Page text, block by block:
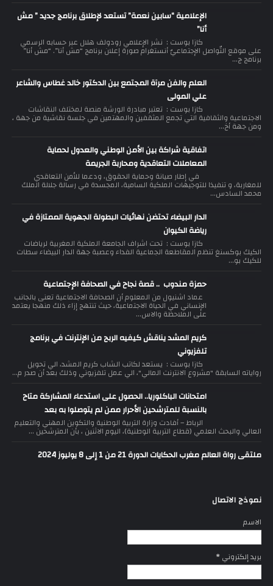
الإعلامية “سابين نعمة” تستعد لإطلاق برنامج جديد ” مش
أنا”
كازا بوست : نشر الإعلامي رودولف هلال عبر حسابه الرسمي
على موقع التّواصل الإجتماعيّ أنستغرام صورة إعلان برنامج “مش أنا”. “مش أنا”
برنامج ج...
العلم والفن مرآة المجتمع بين الدكتور خالد غطاس والشاعر
علي المولى
كازا بوست : تعتبر مبادرة الورشة منصة لمختلف النقاشات
الاجتماعية والثقافية التي تجمع المثقفين والمهتمين في جلسة نقاشية من جهة ،
ومن جهة أخ...
اتفاقية شراكة بين الأمن الوطني والعدول لحماية
المعاملات التعاقدية ومحاربة الجريمة
في إطار صيانة وحماية الحقوق، ودعما للأمن التعاقدي
للمغاربة، و تنفيذا للتوجيهات الملكية السامية، المجسدة في رسالة جلالة الملك
محمد السادس...
الدار البيضاء تحتضن نهائيات البطولة الجهوية الممتازة في
رياضة الكيوان
كازا بوست : تحت اشراف الجامعة الملكية المغربية لرياضات
الكيك بوكسنغ تنظم المقاطعة الجماعية الفداء وعصبة جهة الدار البيضاء سطات
للكيك بو...
حمزة مندوب .. قصة نجاح في الصحافة الإجتماعية
عماد اشنيول من المعلوم أن الصحافة الاجتماعية تعنى بالجانب
الإنساني في الحياة الاجتماعية، حيث تنتهج إزاء ذلك منهجا يعتمد
على الملاحظة والاس...
كريم المشد يناقش كيفيه الربح من الإنترنت في برنامج
تلفزيوني
كازا بوست : يستعد لكاتب الشاب كريم المشد، الي تحويل
رواياته السابقة "مشروع الانترنت المالي"، الي عمل تلفزيوني وذلك بعد أن صدر م...
امتحانات الباكلوريا.. الحصول على استدعاء المشاركة متاح
بالنسبة للمترشحين الأحرار ممن لم يتوصلوا به بعد
الرباط – أفادت وزارة التربية الوطنية والتكوين المهني والتعليم
العالي والبحث العلمي (قطاع التربية الوطنية)، اليوم الاثنين ، بأن المترشحين ...
ملتقى رواة العالم مغرب الحكايات الدورة 21 من 1 إلى 8 يوليوز 2024
نموذج الاتصال
الاسم
بريد إلكتروني*